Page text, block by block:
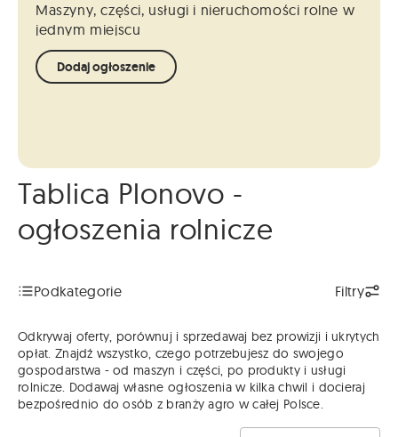
Maszyny, części, usługi i nieruchomości rolne w
jednym miejscu
Dodaj ogłoszenie
Tablica Plonovo -
ogłoszenia rolnicze
Podkategorie Filtry
Odkrywaj oferty, porównuj i sprzedawaj bez prowizji i ukrytych
opłat. Znajdź wszystko, czego potrzebujesz do swojego
gospodarstwa - od maszyn i części, po produkty i usługi
rolnicze. Dodawaj własne ogłoszenia w kilka chwil i docieraj
bezpośrednio do osób z branży agro w całej Polsce.